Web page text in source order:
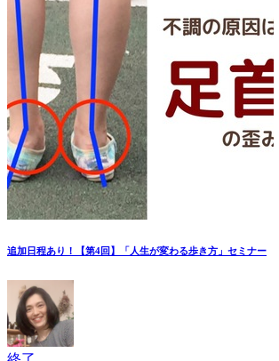
追加日程あり！【第4回】「人生が変わる歩き方」セミナー